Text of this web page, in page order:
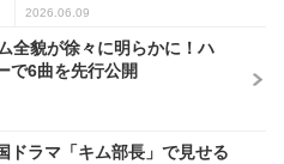
2026.06.09
全貌が徐々に明らかに！ハ
で6曲を先行公開
ドラマ「キム部長」で見せる